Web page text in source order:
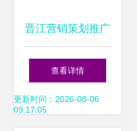
晋江营销策划推广
公司 科技赋能品牌
增长新引擎
查看详情
更新时间：2026-08-06
09:17:05